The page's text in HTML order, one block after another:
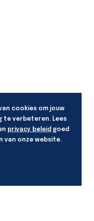
cookies om jouw
te verbeteren. Lees
privacy beleid goed
van onze website.